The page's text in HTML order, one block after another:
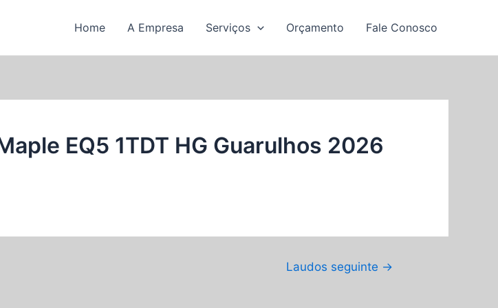
Home A Empresa Serviços Orçamento Fale Conosco
EQ5 1TDT HG Guarulhos 2026
Laudos seguinte →